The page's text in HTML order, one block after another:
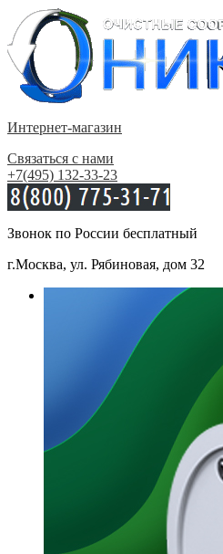
Интернет-магазин
Связаться с нами
+7(495) 132-33-23
Звонок по России бесплатный
г.Москва, ул. Рябиновая, дом 32